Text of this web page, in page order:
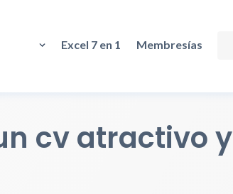
Excel 7 en 1 Membresías
cv atractivo y